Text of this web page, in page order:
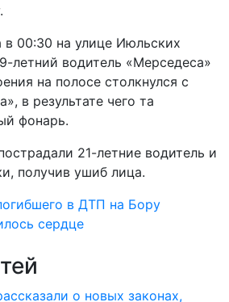
00:30 на улице Июльских
летний водитель «Мерседеса»
на полосе столкнулся с
в результате чего та
фонарь.
21-летние водитель и
получив ушиб лица.
в ДТП на Бору
сердце